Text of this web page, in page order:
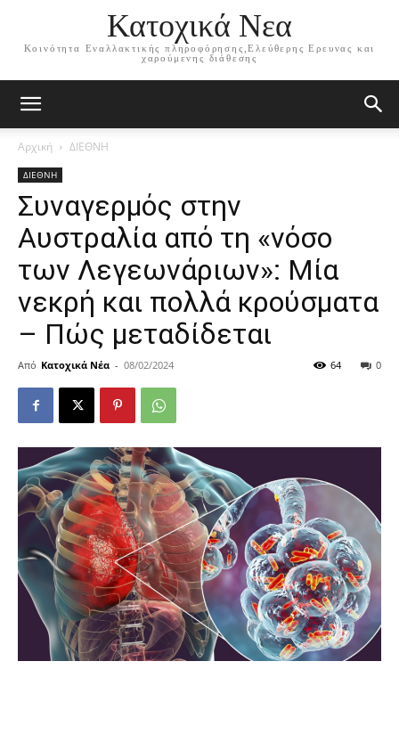
Κατοχικά Νεα
Κοινότητα Εναλλακτικής πληροφόρησης,Ελεύθερης Ερευνας και
χαρούμενης διάθεσης
Αρχική ΔΙΕΘΝΗ
ΔΙΕΘΝΗ
Συναγερμός στην
Αυστραλία από τη «νόσο
των Λεγεωνάριων»: Μία
νεκρή και πολλά κρούσματα
– Πώς μεταδίδεται
Από Κατοχικά Νέα - 08/02/2024 0
64